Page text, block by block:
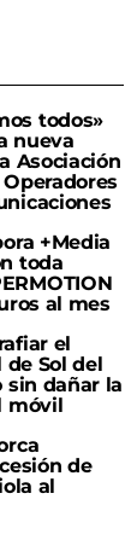
todos»
nueva
Asociación
+Media
toda
al mes
el
Sol del
sin dañar la
móvil
de
al